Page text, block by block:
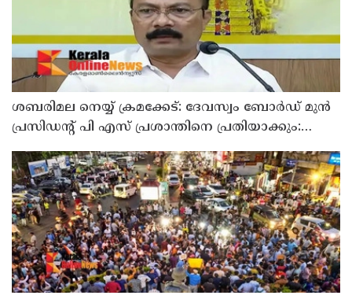
ശബരിമല നെയ്യ് ക്രമക്കേട്: ദേവസ്വം ബോര്‍ഡ് മുന്‍
പ്രസിഡന്റ് പി എസ് പ്രശാന്തിനെ പ്രതിയാക്കും: